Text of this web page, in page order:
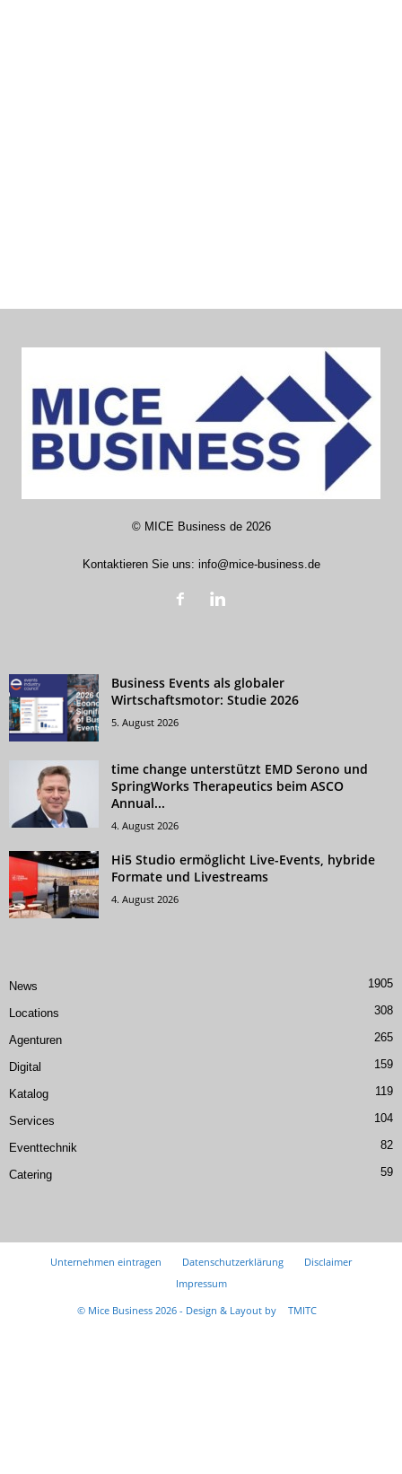
© MICE Business de2026
Kontaktieren Sie uns: info@mice-business.de
Business Events als globaler
Wirtschaftsmotor: Studie 2026
5. August 2026
time change unterstützt EMD Serono und
SpringWorks Therapeutics beim ASCO
Annual...
4. August 2026
Hi5 Studio ermöglicht Live-Events, hybride
Formate und Livestreams
4. August 2026
News 1905
Locations 308
Agenturen 265
Digital 159
Katalog 119
Services 104
Eventtechnik 82
Catering 59
Unternehmen eintragen Datenschutzerklärung
Disclaimer
Impressum
© Mice Business 2026 - Design & Layout by
TMITC